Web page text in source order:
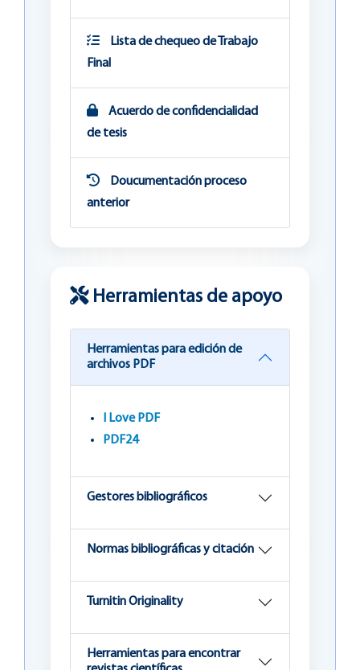
Lista de chequeo de Trabajo
Final
Acuerdo de confidencialidad
de tesis
Doucumentación proceso
anterior
Herramientas de apoyo
Herramientas para edición de
archivos PDF
I Love PDF
PDF24
Gestores bibliográficos
Normas bibliográficas y citación
Turnitin Originality
Herramientas para encontrar